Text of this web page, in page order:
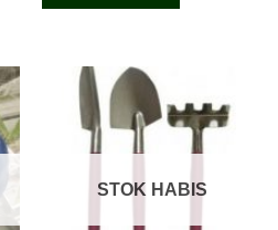
STOK HABIS